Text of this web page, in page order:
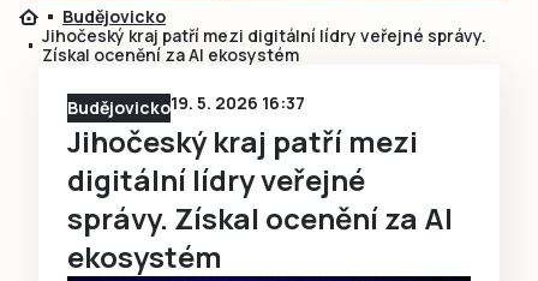
Budějovicko
Jihočeský kraj patří mezi digitální lídry veřejné správy.
Získal ocenění za AI ekosystém
Budějovicko19. 5. 2026 16:37
Jihočeský kraj patří mezi
digitální lídry veřejné
správy. Získal ocenění za AI
ekosystém